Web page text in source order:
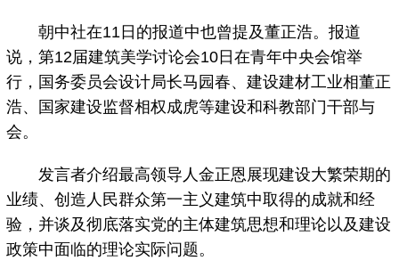
朝中社在11日的报道中也曾提及董正浩。报道
说，第12届建筑美学讨论会10日在青年中央会馆举
行，国务委员会设计局长马园春、建设建材工业相董正
浩、国家建设监督相权成虎等建设和科教部门干部与
会。
发言者介绍最高领导人金正恩展现建设大繁荣期的
业绩、创造人民群众第一主义建筑中取得的成就和经
验，并谈及彻底落实党的主体建筑思想和理论以及建设
政策中面临的理论实际问题。